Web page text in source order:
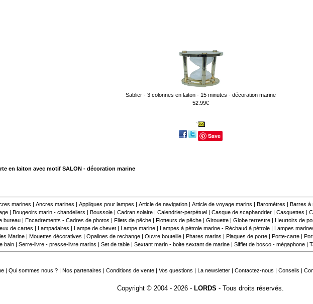
Sablier - 3 colonnes en laiton - 15 minutes - décoration marine
52.99€
Save
en laiton avec motif SALON - décoration marine
marines Ancres marines Appliques pour lampes Article de navigation Article de voyage marins Baromètres Barres à
| Bougeoirs marin - chandeliers Boussole| Cadran solaire| Calendrier-perpétuel Casque de scaphandrier| Casquettes
bureau| Encadrements - Cadres de photos Filets de pêche| Flotteurs de pêche| Girouette| Globe terrestre| Heurtoirs de
de cartes Lampadaires Lampe de chevet Lampe marine Lampes à pétrole marine - Réchaud à pétrole Lampes
Marine| Mouettes décoratives Opalines de rechange| Ouvre bouteille| Phares marins Plaques de porte| Porte-carte|
bain| Serre-livre - presse-livre marins Set de table| Sextant marin - boite sextant de marine| Sifflet de bosco - mégaphone|
Qui sommes nous ? Nos partenaires Conditions de vente Vos questions La newsletter Contactez-nous Conseils
Copyright © 2004 - 2026 - LORDS - Tous droits réservés.